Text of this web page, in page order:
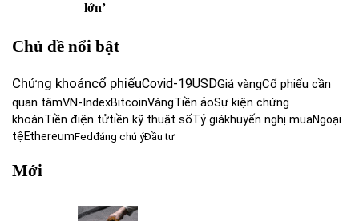
lớn’
Chủ đề nổi bật
Chứng khoáncổ phiếuCovid-19USDGiá vàngCổ phiếu cần
quan tâmVN-IndexBitcoinVàngTiền ảoSự kiện chứng
khoánTiền điện tửtiền kỹ thuật sốTỷ giákhuyến nghị muaNgoại
tệEthereumFedđáng chú ýĐầu tư
Mới